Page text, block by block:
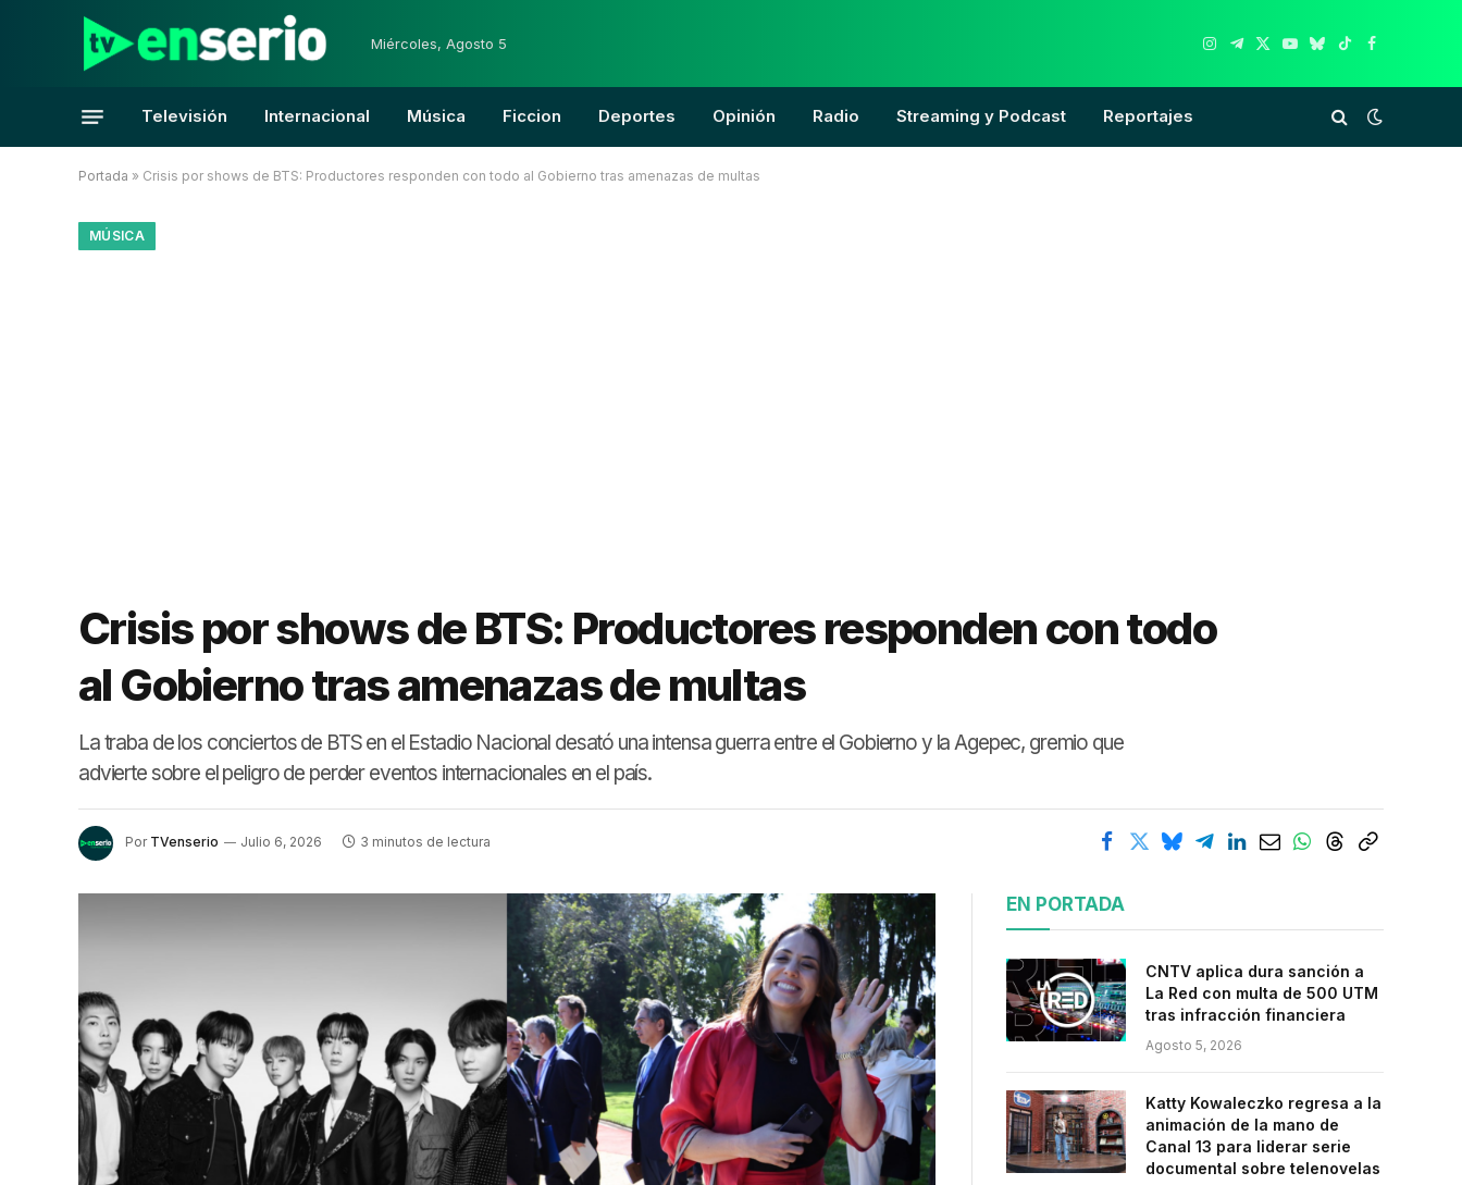
Miércoles, Agosto 5
Instagram
Telegram
X
YouTube
Bluesky
TikTokFacebook
Televisión Internacional Música Ficcion Deportes Opinión Radio Streaming y Podcast Reportajes
Portada » Crisis por shows de BTS: Productores responden con todo al Gobierno tras amenazas de multas
MÚSICA
Crisis por shows de BTS: Productores responden con todo
al Gobierno tras amenazas de multas
La traba de los conciertos de BTS en el Estadio Nacional desató una intensa guerra entre el Gobierno y la Agepec, gremio que
advierte sobre el peligro de perder eventos internacionales en el país.
Por TVenserio Julio 6, 2026 3 minutos de lectura
EN PORTADA
CNTV aplica dura sanción a
La Red con multa de 500 UTM
tras infracción financiera
Agosto 5, 2026
Katty Kowaleczko regresa a la
animación de la mano de
Canal 13 para liderar serie
documental sobre telenovelas